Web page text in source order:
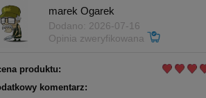
marek Ogarek
Dodano: 2026-07-16
Opinia zweryfikowana
produktu:
komentarz: